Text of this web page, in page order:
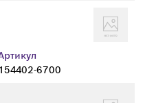
6700